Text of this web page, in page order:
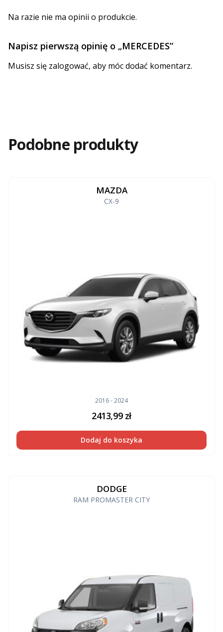
Na razie nie ma opinii o produkcie.
Napisz pierwszą opinię o „MERCEDES”
Musisz się zalogować, aby móc dodać komentarz.
Podobne produkty
MAZDA
CX-9
2016 - 2024
2413,99 zł
Dodaj do koszyka
DODGE
RAM PROMASTER CITY